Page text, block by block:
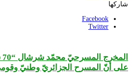
شاركها
Facebook
Twitter
على أنّ المسرح الجزائريّ وطنيّ